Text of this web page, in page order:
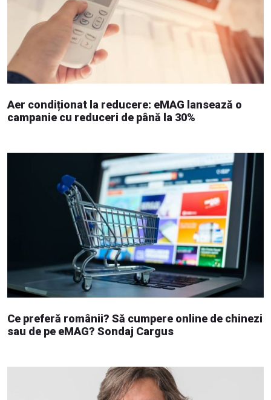
Aer condiționat la reducere: eMAG lansează o
campanie cu reduceri de până la 30%
Ce preferă românii? Să cumpere online de chinezi
sau de pe eMAG? Sondaj Cargus